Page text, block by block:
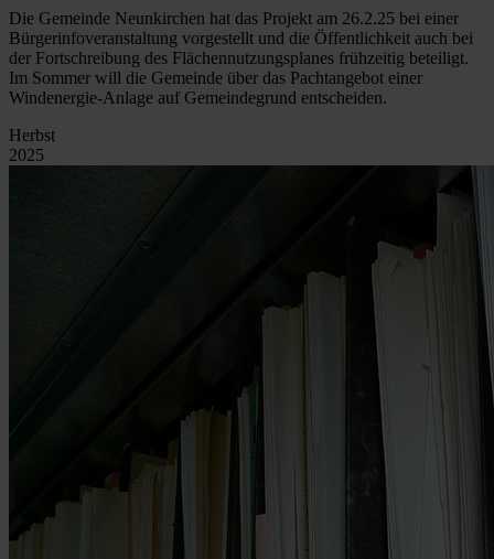
Die Gemeinde Neunkirchen hat das Projekt am 26.2.25 bei einer
Bürgerinfoveranstaltung vorgestellt und die Öffentlichkeit auch bei
der Fortschreibung des Flächennutzungsplanes frühzeitig beteiligt.
Im Sommer will die Gemeinde über das Pachtangebot einer
Windenergie-Anlage auf Gemeindegrund entscheiden.
Herbst
2025